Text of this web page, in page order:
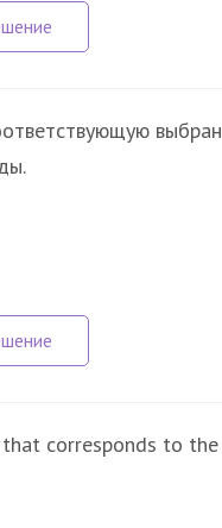
corresponds to